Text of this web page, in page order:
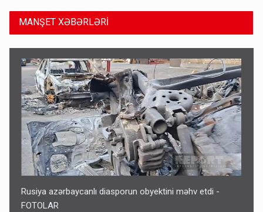
MANŞET XƏBƏRLƏRİ
Rusiya azərbaycanlı diasporun obyektini məhv etdi -
FOTOLAR